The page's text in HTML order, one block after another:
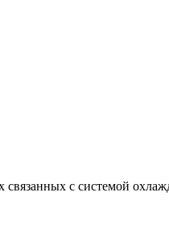
с системой